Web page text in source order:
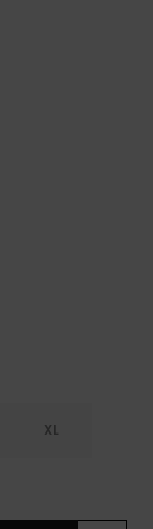
XL